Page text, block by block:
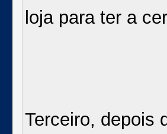
loja para ter a
Terceiro, depois